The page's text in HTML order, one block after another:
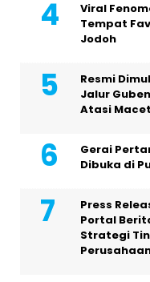
Viral
Tempat
Jodoh
Resmi
Jalur
Atasi Macet
Gerai
Dibuka di
Press
Portal
Strategi